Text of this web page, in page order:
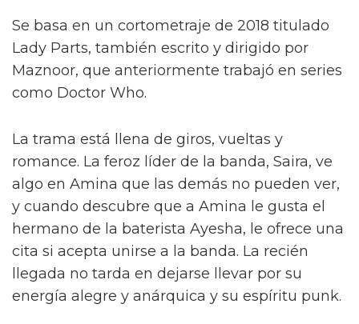
Se basa en un cortometraje de 2018 titulado
Lady Parts, también escrito y dirigido por
Maznoor, que anteriormente trabajó en series
como Doctor Who.
La trama está llena de giros, vueltas y
romance. La feroz líder de la banda, Saira, ve
algo en Amina que las demás no pueden ver,
y cuando descubre que a Amina le gusta el
hermano de la baterista Ayesha, le ofrece una
cita si acepta unirse a la banda. La recién
llegada no tarda en dejarse llevar por su
energía alegre y anárquica y su espíritu punk.